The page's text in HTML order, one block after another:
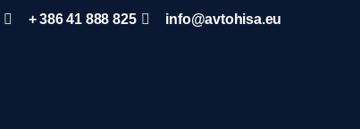
+ 386 41 888 825 info@avtohisa.eu